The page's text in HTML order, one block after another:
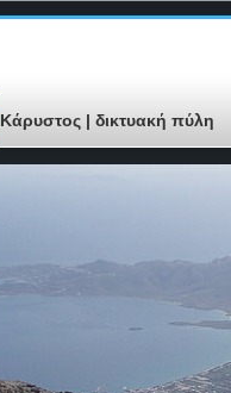
Κάρυστος | δικτυακή πύλη